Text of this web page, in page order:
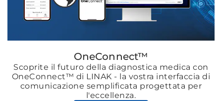
OneConnect™
Scoprite il futuro della diagnostica medica con
OneConnect™ di LINAK - la vostra interfaccia di
comunicazione semplificata progettata per
l'eccellenza.